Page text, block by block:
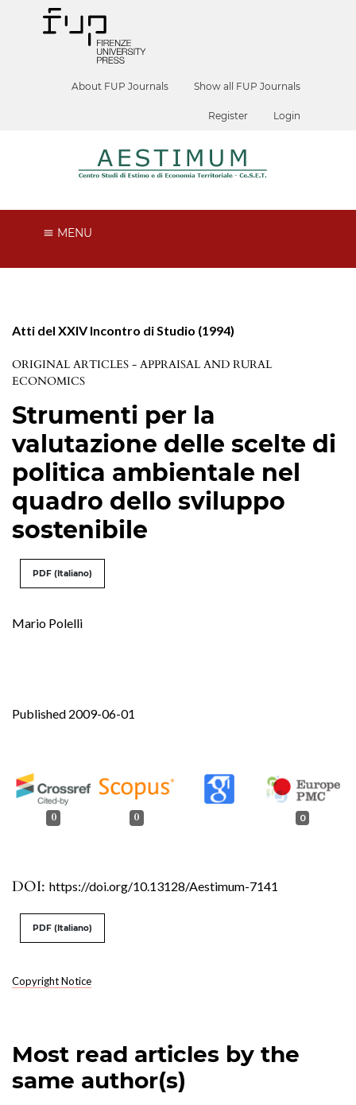
About FUP Journals Show all FUP Journals
Register Login
MENU
Atti del XXIV Incontro di Studio (1994)
ORIGINAL ARTICLES - APPRAISAL AND RURAL
ECONOMICS
Strumenti per la
valutazione delle scelte di
politica ambientale nel
quadro dello sviluppo
sostenibile
PDF (Italiano)
Mario Polelli
DOI: https://doi.org/10.13128/Aestimum-7141
Published 2009-06-01
Copyright Notice
0 0 0
PDF (Italiano)
Most read articles by the
same author(s)